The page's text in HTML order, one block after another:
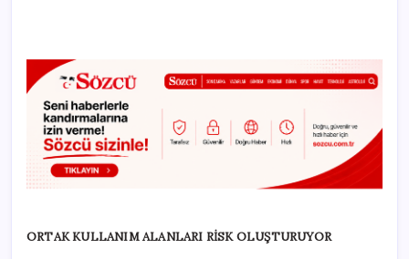
ORTAK KULLANIM ALANLARI RİSK OLUŞTURUYOR